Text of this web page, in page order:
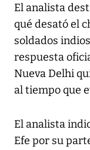
El analista
qué desató el
soldados
respuesta
Nueva Delhi
al tiempo que
El analista
Efe por su